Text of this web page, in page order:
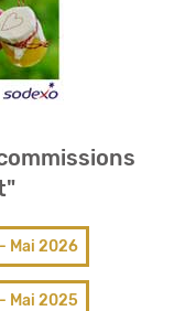
Mai 2026
Mai 2025